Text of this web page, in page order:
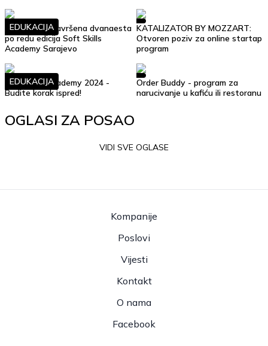
Uspješno je završena dvanaesta
po redu edicija Soft Skills
Academy Sarajevo
EDUKACIJA
KATALIZATOR BY MOZZART:
Otvoren poziv za online startap
program
Soft Skills Academy 2024 -
Budite korak ispred!
EDUKACIJA
Order Buddy - program za
narucivanje u kafiću ili restoranu
OGLASI ZA POSAO
VIDI SVE OGLASE
Kompanije
Poslovi
Vijesti
Kontakt
O nama
Facebook